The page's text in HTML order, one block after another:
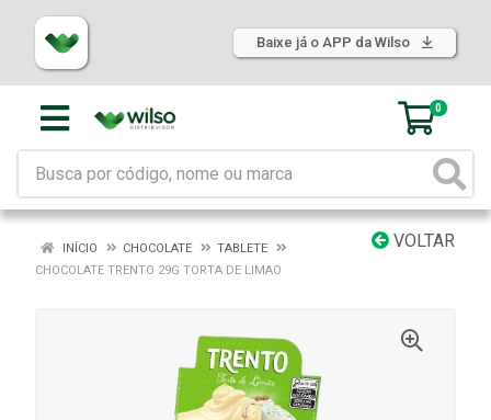
Baixe já o APP da Wilso
0
VOLTAR
INÍCIO CHOCOLATE
TABLETE
CHOCOLATE TRENTO 29G TORTA DE LIMAO